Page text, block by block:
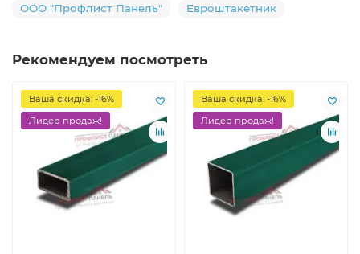
ООО "Профлист Панель" Евроштакетник
Рекомендуем посмотреть
Ваша скидка: -16%
Лидер продаж!
Ваша скидка: -16%
Лидер продаж!